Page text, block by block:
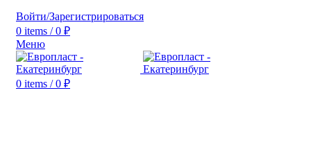
Войти/Зарегистрироваться
0 items / 0 ₽
Меню
0 items / 0 ₽